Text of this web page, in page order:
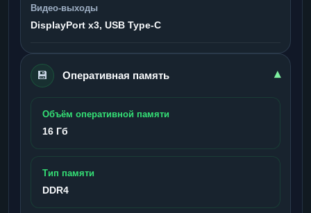
Видео-выходы
DisplayPort x3, USB Type-C
💾 Оперативная память ▾
Объём оперативной памяти
16 Гб
Тип памяти
DDR4